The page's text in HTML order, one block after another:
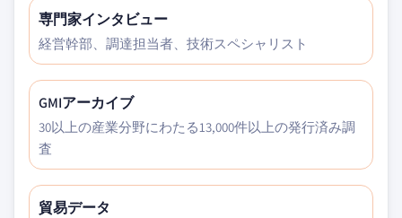
専門家インタビュー
経営幹部、調達担当者、技術スペシャリスト
GMIアーカイブ
30以上の産業分野にわたる13,000件以上の発行済み調
査
貿易データ